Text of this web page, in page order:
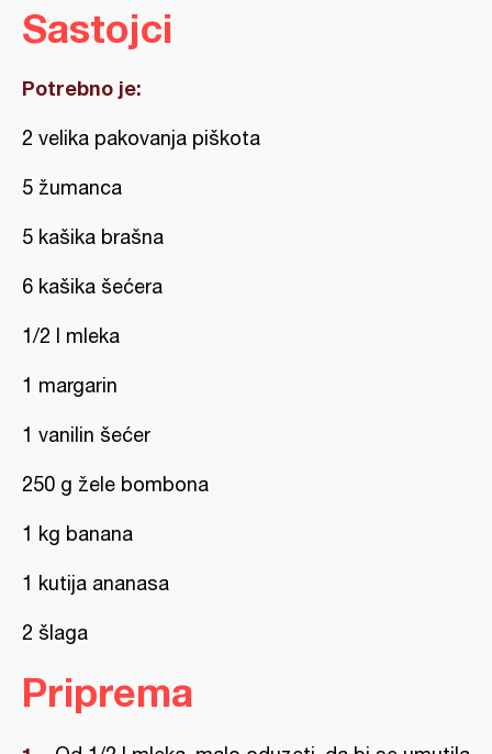
Sastojci
Potrebno je:
2 velika pakovanja piškota
5 žumanca
5 kašika brašna
6 kašika šećera
1/2 l mleka
1 margarin
1 vanilin šećer
250 g žele bombona
1 kg banana
1 kutija ananasa
2 šlaga
Priprema